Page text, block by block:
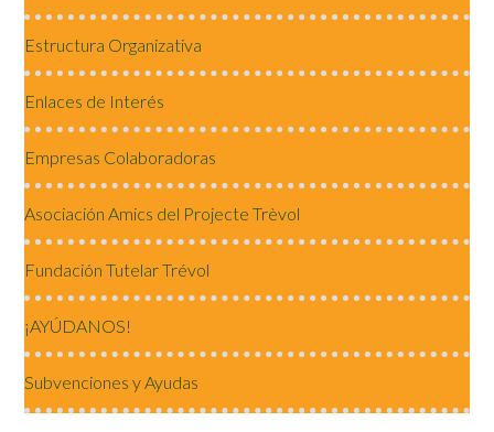
Estructura Organizativa
Enlaces de Interés
Empresas Colaboradoras
Asociación Amics del Projecte Trèvol
Fundación Tutelar Trévol
¡AYÚDANOS!
Subvenciones y Ayudas